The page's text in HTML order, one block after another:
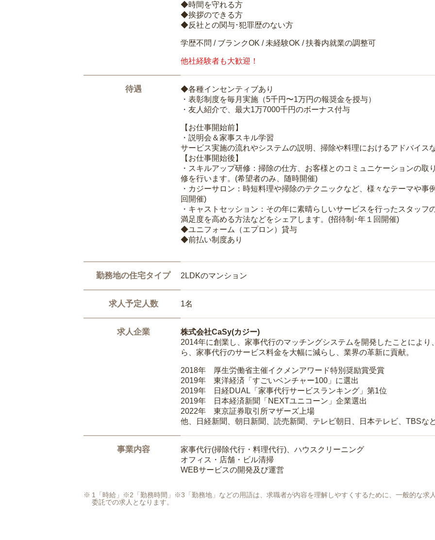
◆時間を守れる方
◆挨拶のできる方
◆反社との関与･犯罪歴のない方
学歴不問 / ブランクOK / 未経験OK / 扶養内就業の調整可
他社経験者も大歓迎！
待遇
◆各種インセンティブあり
・表彰制度を毎月実施（5千円〜1万円の報奨金を授与）
・友人紹介で、最大1万7000千円のボーナス付与
【お仕事開始前】
・説明会＆家事スキル学習
サービス実施の流れやシステムの説明、掃除や料理におけるアドバイス
【お仕事開始後】
・スキルアップ研修：掃除の仕方、お客様とのコミュニケーションの
修を行います。(希望者のみ、随時開催)
・カジーサロン：時短料理や掃除のテクニックなど、様々なテーマや事
回開催)
・キャストセッション：その年に素晴らしいサービスを行ったスタッ
満足度を高める方法などをシェアします。(招待制･年１回開催)
◆ユニフォーム（エプロン）貸与
◆前払い制度あり
勤務地の住宅タイプ 2LDKのマンション
求人予定人数 1名
求人企業
株式会社CaSy(カジー)
2014年に創業し、家事代行のマッチングシステムを開発したことによ
ら、家事代行のサービス料金を大幅に減らし、業界の革新に貢献。
2018年 厚生労働省主催イクメンアワード特別奨励賞受賞
2019年 東洋経済「すごいベンチャー100」に選出
2019年 日経DUAL「家事代行サービスランキング」第1位
2019年 日本経済新聞「NEXTユニコーン」企業選出
2022年 東京証券取引所マザーズ上場
他、日経新聞、朝日新聞、読売新聞、テレビ朝日、日本テレビ、TBSな
事業内容
家事代行(掃除代行・料理代行)、ハウスクリーニング
オフィス・店舗・ビル清掃
WEBサービスの開発及び運営
1「時給」※2「勤務時間」※3「勤務地」などの用語は、求職者が内容を理解しやすくするために、一般的な求
委託での求人となります。